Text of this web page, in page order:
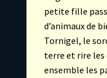
petite fille
d’animaux de
Tornigel, le
terre et rire
ensemble les